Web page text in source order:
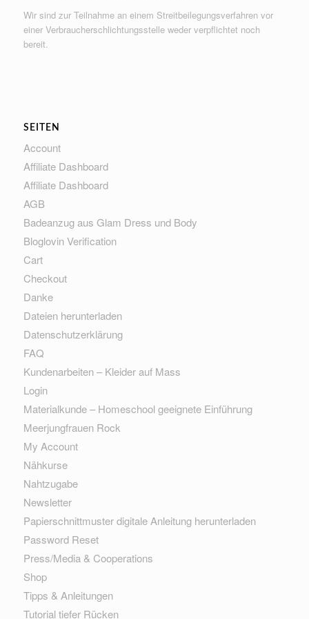
Wir sind zur Teilnahme an einem Streitbeilegungsverfahren vor
einer Verbraucherschlichtungsstelle weder verpflichtet noch
bereit.
SEITEN
Account
Affiliate Dashboard
Affiliate Dashboard
AGB
Badeanzug aus Glam Dress und Body
Bloglovin Verification
Cart
Checkout
Danke
Dateien herunterladen
Datenschutzerklärung
FAQ
Kundenarbeiten – Kleider auf Mass
Login
Materialkunde – Homeschool geeignete Einführung
Meerjungfrauen Rock
My Account
Nähkurse
Nahtzugabe
Newsletter
Papierschnittmuster digitale Anleitung herunterladen
Password Reset
Press/Media & Cooperations
Shop
Tipps & Anleitungen
Tutorial tiefer Rücken